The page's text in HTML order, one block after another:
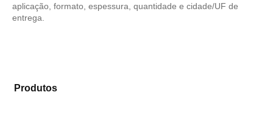
aplicação, formato, espessura, quantidade e cidade/UF de
entrega.
Produtose selecione o tipo de chapa mais adequado